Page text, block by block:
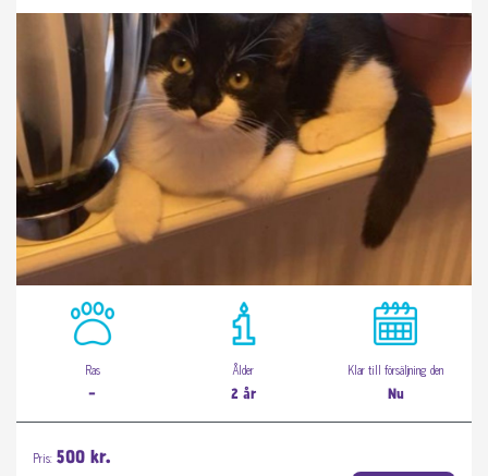
Ras
-
Ålder
2 år
Klar till försäljning den
Nu
Pris: 500 kr.